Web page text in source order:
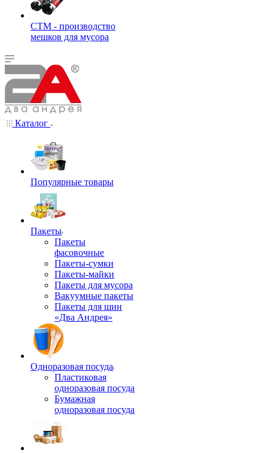
СТМ - производство
мешков для мусора
Каталог
Популярные товары
Пакеты
Пакеты
фасовочные
Пакеты-сумки
Пакеты-майки
Пакеты для мусора
Вакуумные пакеты
Пакеты для шин
«Два Андрея»
Одноразовая посуда
Пластиковая
одноразовая посуда
Бумажная
одноразовая посуда